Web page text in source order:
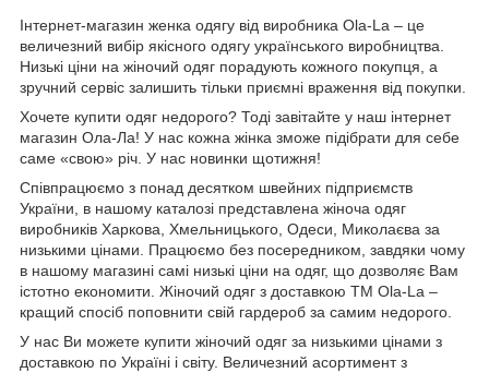
Інтернет-магазин женка одягу від виробника Ola-La – це
величезний вибір якісного одягу українського виробництва.
Низькі ціни на жіночий одяг порадують кожного покупця, а
зручний сервіс залишить тільки приємні враження від покупки.
Хочете купити одяг недорого? Тоді завітайте у наш інтернет
магазин Ола-Ла! У нас кожна жінка зможе підібрати для себе
саме «свою» річ. У нас новинки щотижня!
Співпрацюємо з понад десятком швейних підприємств
України, в нашому каталозі представлена жіноча одяг
виробників Харкова, Хмельницького, Одеси, Миколаєва за
низькими цінами. Працюємо без посередником, завдяки чому
в нашому магазині самі низькі ціни на одяг, що дозволяє Вам
істотно економити. Жіночий одяг з доставкою TM Ola-La –
кращий спосіб поповнити свій гардероб за самим недорого.
У нас Ви можете купити жіночий одяг за низькими цінами з
доставкою по Україні і світу. Величезний асортимент з